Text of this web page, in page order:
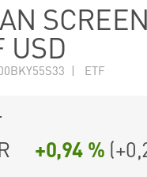
USD
| ETF
+0,94 % (